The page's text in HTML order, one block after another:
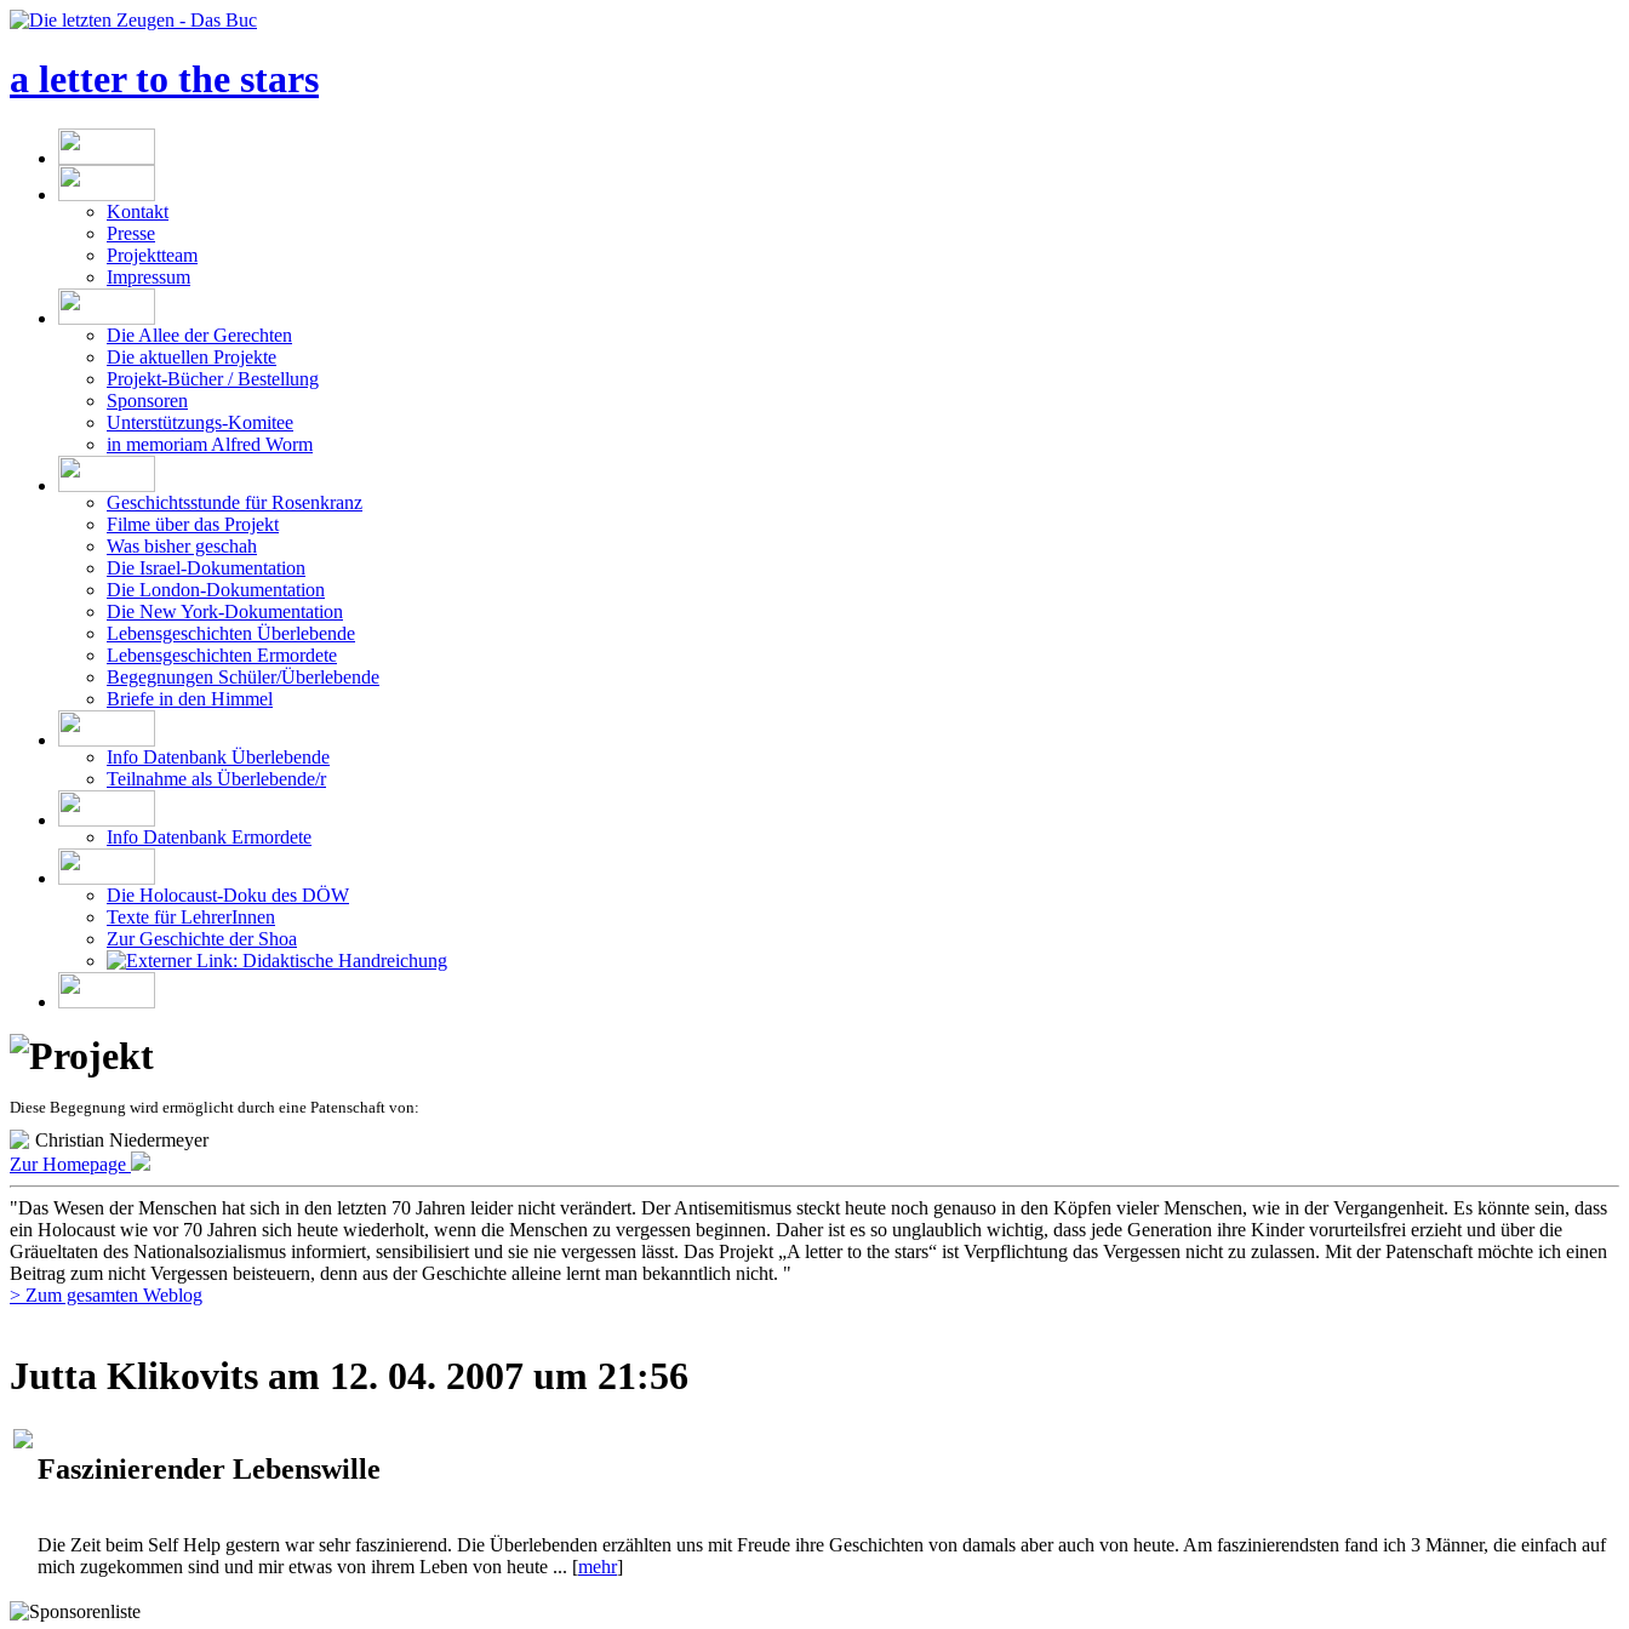
a letter to the stars
Kontakt
Presse
Projektteam
Impressum
Die Allee der Gerechten
Die aktuellen Projekte
Projekt-Bücher / Bestellung
Sponsoren
Unterstützungs-Komitee
in memoriam Alfred Worm
Geschichtsstunde für Rosenkranz
Filme über das Projekt
Was bisher geschah
Die Israel-Dokumentation
Die London-Dokumentation
Die New York-Dokumentation
Lebensgeschichten Überlebende
Lebensgeschichten Ermordete
Begegnungen Schüler/Überlebende
Briefe in den Himmel
Info Datenbank Überlebende
Teilnahme als Überlebende/r
Info Datenbank Ermordete
Die Holocaust-Doku des DÖW
Texte für LehrerInnen
Zur Geschichte der Shoa
Didaktische Handreichung
Diese Begegnung wird ermöglicht durch eine Patenschaft von:
Christian Niedermeyer
Zur Homepage
"Das Wesen der Menschen hat sich in den letzten 70 Jahren leider nicht verändert. Der Antisemitismus steckt heute noch genauso in den Köpfen vieler Menschen, wie in der Vergangenheit. Es könnte sein, dass
ein Holocaust wie vor 70 Jahren sich heute wiederholt, wenn die Menschen zu vergessen beginnen. Daher ist es so unglaublich wichtig, dass jede Generation ihre Kinder vorurteilsfrei erzieht und über die
Gräueltaten des Nationalsozialismus informiert, sensibilisiert und sie nie vergessen lässt. Das Projekt „A letter to the stars“ ist Verpflichtung das Vergessen nicht zu zulassen. Mit der Patenschaft möchte ich einen
Beitrag zum nicht Vergessen beisteuern, denn aus der Geschichte alleine lernt man bekanntlich nicht. "
> Zum gesamten Weblog
Jutta Klikovits am 12. 04. 2007 um 21:56
Faszinierender Lebenswille
Die Zeit beim Self Help gestern war sehr faszinierend. Die Überlebenden erzählten uns mit Freude ihre Geschichten von damals aber auch von heute. Am faszinierendsten fand ich 3 Männer, die einfach auf
mich zugekommen sind und mir etwas von ihrem Leben von heute ... [mehr]